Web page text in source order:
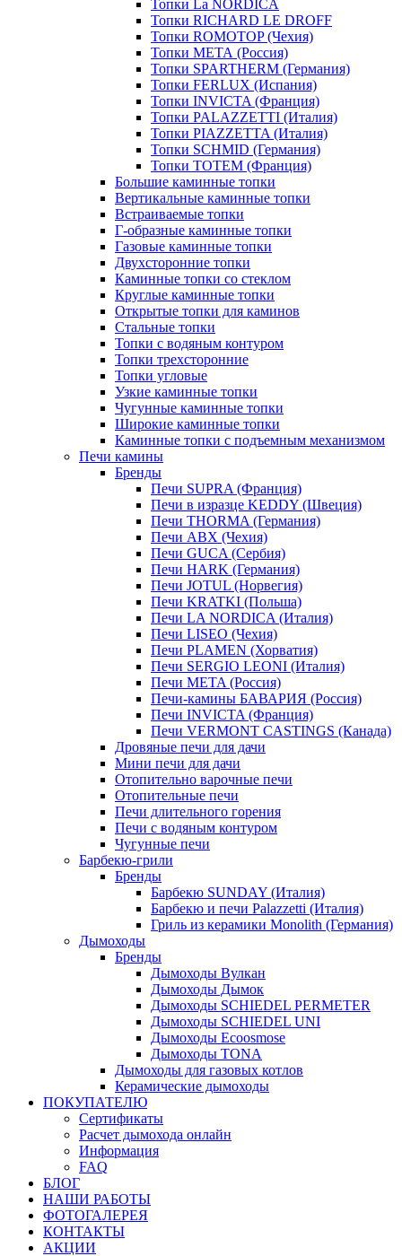
Топки La NORDICA
Топки RICHARD LE DROFF
Топки ROMOTOP (Чехия)
Топки МЕТА (Россия)
Топки SPARTHERM (Германия)
Топки FERLUX (Испания)
Топки INVICTA (Франция)
Топки PALAZZETTI (Италия)
Топки PIAZZETTA (Италия)
Топки SCHMID (Германия)
Топки TOTEM (Франция)
Большие каминные топки
Вертикальные каминные топки
Встраиваемые топки
Г-образные каминные топки
Газовые каминные топки
Двухсторонние топки
Каминные топки со стеклом
Круглые каминные топки
Открытые топки для каминов
Стальные топки
Топки с водяным контуром
Топки трехсторонние
Топки угловые
Узкие каминные топки
Чугунные каминные топки
Широкие каминные топки
Каминные топки с подъемным механизмом
Печи камины
Бренды
Печи SUPRA (Франция)
Печи в изразце KEDDY (Швеция)
Печи THORMA (Германия)
Печи ABX (Чехия)
Печи GUCA (Сербия)
Печи HARK (Германия)
Печи JOTUL (Норвегия)
Печи KRATKI (Польша)
Печи LA NORDICA (Италия)
Печи LISEO (Чехия)
Печи PLAMEN (Хорватия)
Печи SERGIO LEONI (Италия)
Печи META (Россия)
Печи-камины БАВАРИЯ (Россия)
Печи INVICTA (Франция)
Печи VERMONT CASTINGS (Канада)
Дровяные печи для дачи
Мини печи для дачи
Отопительно варочные печи
Отопительные печи
Печи длительного горения
Печи с водяным контуром
Чугунные печи
Барбекю-грили
Бренды
Барбекю SUNDAY (Италия)
Барбекю и печи Palazzetti (Италия)
Гриль из керамики Monolith (Германия)
Дымоходы
Бренды
Дымоходы Вулкан
Дымоходы Дымок
Дымоходы SCHIEDEL PERMETER
Дымоходы SCHIEDEL UNI
Дымоходы Ecoosmose
Дымоходы TONA
Дымоходы для газовых котлов
Керамические дымоходы
ПОКУПАТЕЛЮ
Сертификаты
Расчет дымохода онлайн
Информация
FAQ
БЛОГ
НАШИ РАБОТЫ
ФОТОГАЛЕРЕЯ
КОНТАКТЫ
АКЦИИ